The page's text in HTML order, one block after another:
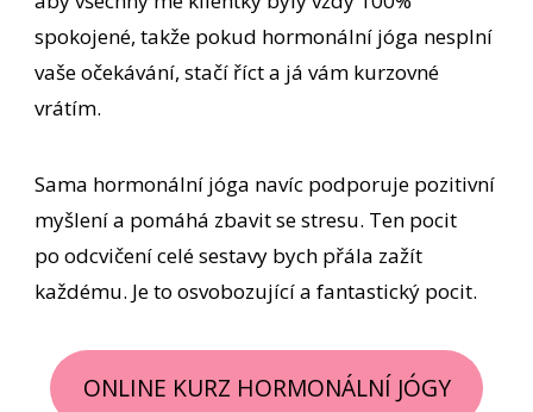
spokojené, takže pokud hormonální jóga nesplní
vaše očekávání, stačí říct a já vám kurzovné
vrátím.
Sama hormonální jóga navíc podporuje pozitivní
myšlení a pomáhá zbavit se stresu. Ten pocit
po odcvičení celé sestavy bych přála zažít
každému. Je to osvobozující a fantastický pocit.
ONLINE KURZ HORMONÁLNÍ JÓGY